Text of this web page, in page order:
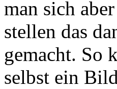
man sich
stellen das
gemacht. So
selbst ein